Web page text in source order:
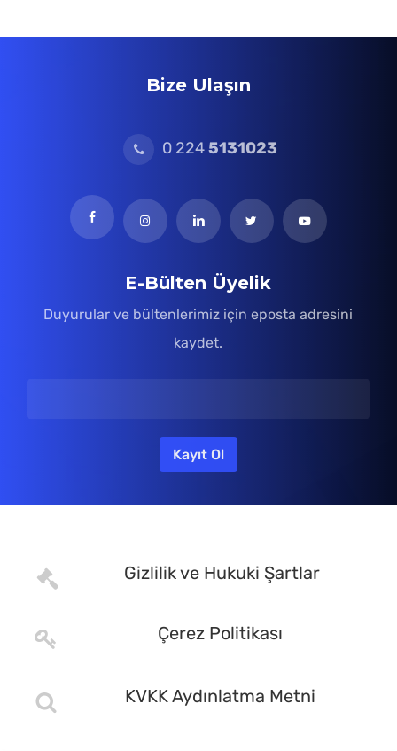
Bize Ulaşın
0 2245131023
E-Bülten Üyelik
Duyurular ve bültenlerimiz için eposta adresini
kaydet.
Gizlilik ve Hukuki Şartlar
Çerez Politikası
KVKK Aydınlatma Metni